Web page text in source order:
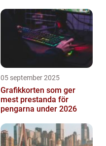
05 september 2025
Grafikkorten som ger
mest prestanda för
pengarna under 2026